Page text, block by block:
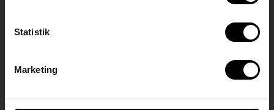
Statistik
Marketing
Hejrevej 43, stuen,
Spørgsmål til fakturering
Sputniks nyhedsbrev